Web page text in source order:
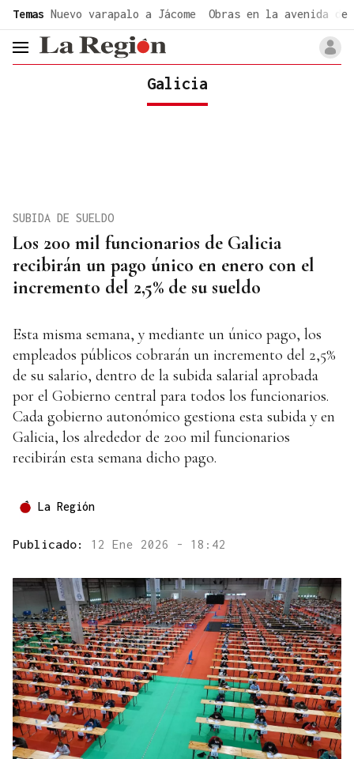
Temas Nuevo varapalo a Jácome Obras en la avenida de
header.menu.open
Galicia
Los 200 mil funcionarios de Galicia
recibirán un pago único en enero con el
incremento del 2,5% de su sueldo
SUBIDA DE SUELDO
Esta misma semana, y mediante un único pago, los
empleados públicos cobrarán un incremento del 2,5%
de su salario, dentro de la subida salarial aprobada
por el Gobierno central para todos los funcionarios.
Cada gobierno autonómico gestiona esta subida y en
Galicia, los alrededor de 200 mil funcionarios
recibirán esta semana dicho pago.
La Región
Publicado: 12 Ene 2026 - 18:42